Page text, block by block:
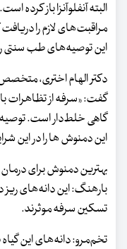
البته آنفلوآنزا باز کرده
مراقبت‌های لازم را
این توصیه‌های طب سنتی را
دکتر الهام اختری، متخصص
گفت: «سرفه از تظاهرات
گاهی خلط‌دار است.
این دمنوش ها را در این
بهترین دمنوش برای
بارهنگ: این دانه‌های
تسکین سرفه موثرند.
تخم‌مرو: دانه‌های این